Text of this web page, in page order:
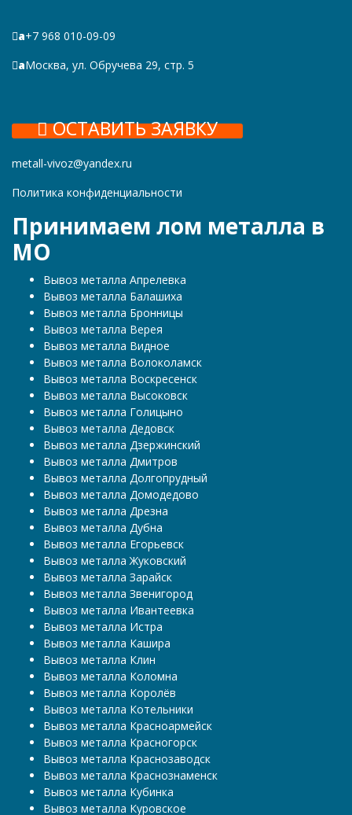
a+7 968 010-09-09
aМосква, ул. Обручева 29, стр. 5
ОСТАВИТЬ ЗАЯВКУ
metall-vivoz@yandex.ru
Политика конфиденциальности
Принимаем лом металла в
МО
Вывоз металла Апрелевка
Вывоз металла Балашиха
Вывоз металла Бронницы
Вывоз металла Верея
Вывоз металла Видное
Вывоз металла Волоколамск
Вывоз металла Воскресенск
Вывоз металла Высоковск
Вывоз металла Голицыно
Вывоз металла Дедовск
Вывоз металла Дзержинский
Вывоз металла Дмитров
Вывоз металла Долгопрудный
Вывоз металла Домодедово
Вывоз металла Дрезна
Вывоз металла Дубна
Вывоз металла Егорьевск
Вывоз металла Жуковский
Вывоз металла Зарайск
Вывоз металла Звенигород
Вывоз металла Ивантеевка
Вывоз металла Истра
Вывоз металла Кашира
Вывоз металла Клин
Вывоз металла Коломна
Вывоз металла Королёв
Вывоз металла Котельники
Вывоз металла Красноармейск
Вывоз металла Красногорск
Вывоз металла Краснозаводск
Вывоз металла Краснознаменск
Вывоз металла Кубинка
Вывоз металла Куровское